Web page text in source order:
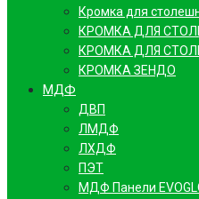
Кромка для
КРОМКА ДЛЯ
КРОМКА ДЛЯ
КРОМКА ЗЕНДО
МДФ
ДВП
ЛМДФ
ЛХДФ
ПЭТ
МДФ Панели